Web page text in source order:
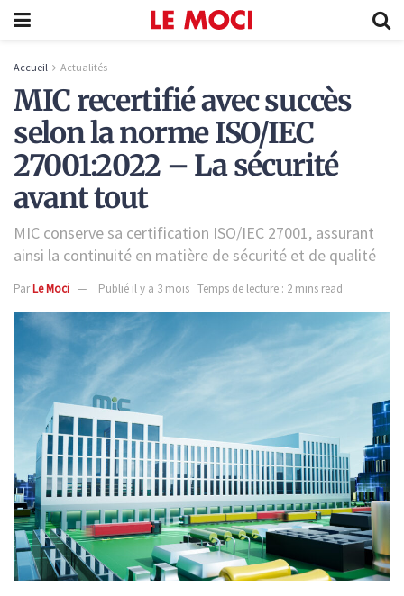
Accueil Actualités
MIC recertifié avec succès
selon la norme ISO/IEC
27001:2022 – La sécurité
avant tout
MIC conserve sa certification ISO/IEC 27001, assurant
ainsi la continuité en matière de sécurité et de qualité
ParLe Moci Publié il y a 3 mois Temps de lecture : 2 mins read